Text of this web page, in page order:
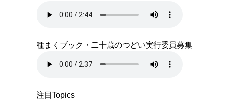
種まくブック・二十歳のつどい実行委員募集
注目Topics